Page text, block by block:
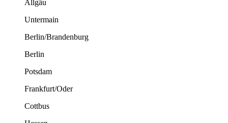
Allgäu
Untermain
Berlin/Brandenburg
Berlin
Potsdam
Frankfurt/Oder
Cottbus